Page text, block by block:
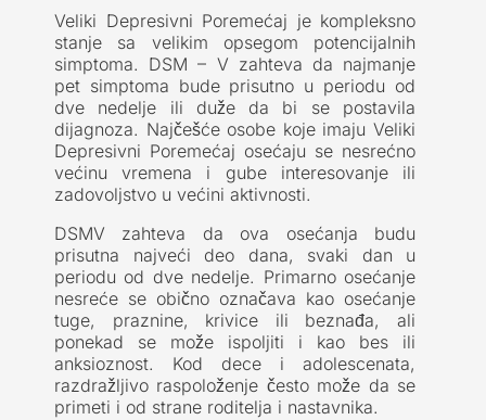
Veliki Depresivni Poremećaj je kompleksno
stanje sa velikim opsegom potencijalnih
simptoma. DSM – V zahteva da najmanje
pet simptoma bude prisutno u periodu od
dve nedelje ili duže da bi se postavila
dijagnoza. Najčešće osobe koje imaju Veliki
Depresivni Poremećaj osećaju se nesrećno
većinu vremena i gube interesovanje ili
zadovoljstvo u većini aktivnosti.
DSMV zahteva da ova osećanja budu
prisutna najveći deo dana, svaki dan u
periodu od dve nedelje. Primarno osećanje
nesreće se obično označava kao osećanje
tuge, praznine, krivice ili beznađa, ali
ponekad se može ispoljiti i kao bes ili
anksioznost. Kod dece i adolescenata,
razdražljivo raspoloženje često može da se
primeti i od strane roditelja i nastavnika.